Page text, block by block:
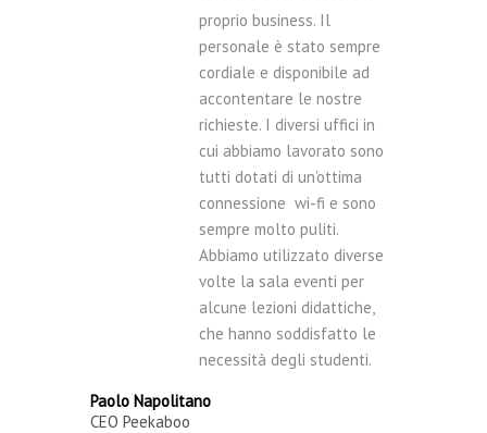
proprio business. Il
personale è stato sempre
cordiale e disponibile ad
accontentare le nostre
richieste. I diversi uffici in
cui abbiamo lavorato sono
tutti dotati di un’ottima
connessione wi-fi e sono
sempre molto puliti.
Abbiamo utilizzato diverse
volte la sala eventi per
alcune lezioni didattiche,
che hanno soddisfatto le
necessità degli studenti.
Paolo Napolitano
CEO Peekaboo